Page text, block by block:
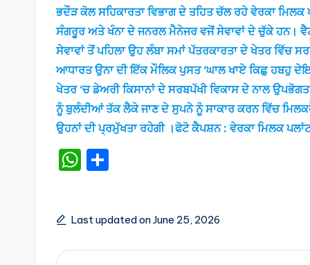
ਭਦੌੜ ਕੋਲ ਸਹਿਕਾਰਤਾ ਵਿਭਾਗ ਦੇ ਤਹਿਤ ਚੱਲ ਰਹੇ ਵੇਰਕਾ
ਸੰਗਰੂਰ ਅਤੇ ਖੰਨਾ ਦੇ ਜਨਰਲ ਮੈਨੇਜਰ ਵਜੋਂ ਸੇਵਾਵਾਂ ਦੇ ਚੁੱਕੇ ਹਨ।
ਸੇਵਾਵਾਂ ਤੋਂ ਪਹਿਲਾ ਉਹ ਲੰਬਾ ਸਮਾਂ ਪੱਤਰਕਾਰਤਾ ਦੇ ਖੇਤਰ ਵਿੱਚ
ਆਧਾਰਤ ਉਨਾ ਦੀ ਇੱਕ ਮੌਲਿਕ ਪੁਸਤ ‘ਘਾਲ ਖਾਏ ਕਿਛੁ ਹਬਹੁ
ਖੇਤਰ ‘ਚ ਡੇਅਰੀ ਕਿਸਾਨਾਂ ਦੇ ਸਰਬਪੱਖੀ ਵਿਕਾਸ ਦੇ ਨਾਲ
ਨੂੰ ਬੁਲੰਦੀਆਂ ਤੱਕ ਲੈਕੇ ਜਾਣ ਦੇ ਸੁਪਨੇ ਨੂੰ ਸਾਕਾਰ ਕਰਨ ਵਿੱਚ
ਉਹਨਾਂ ਦੀ ਪ੍ਰਮੁੱਖਤਾ ਰਹੇਗੀ ।ਫੋਟੋ ਕੈਪਸ਼ਨ : ਵੇਰਕਾ ਮਿਲਕ
W
ts
A
e
Last updated on June 25, 2026